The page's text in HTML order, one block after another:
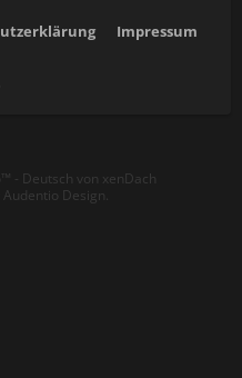
Impressum
- Deutsch von xenDach
Audentio Design.